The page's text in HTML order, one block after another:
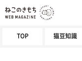
TOP 猫豆知識